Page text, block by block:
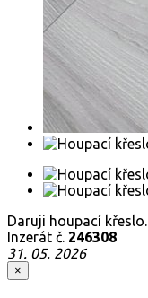
Daruji houpací křeslo.
Inzerát č. 246308
31. 05. 2026
×